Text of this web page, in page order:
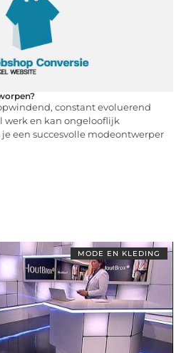
constant evoluerend
werk en kan ongelooflijk
een succesvolle modeontwerper
MODE EN KLEDING